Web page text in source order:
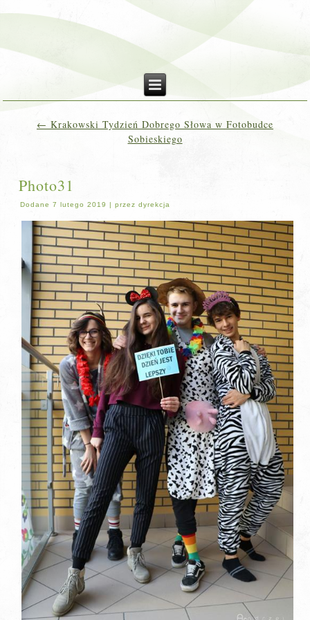
← Krakowski Tydzień Dobrego Słowa w Fotobudce
Sobieskiego
Photo31
Dodane 7 lutego 2019 |przez dyrekcja